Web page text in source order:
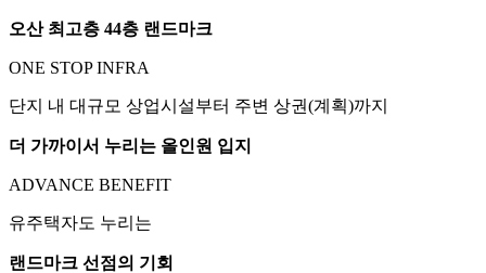
오산 최고층 44층 랜드마크
ONE STOP INFRA
단지 내 대규모 상업시설부터 주변 상권(계획)까지
더 가까이서 누리는 올인원 입지
ADVANCE BENEFIT
유주택자도 누리는
랜드마크 선점의 기회